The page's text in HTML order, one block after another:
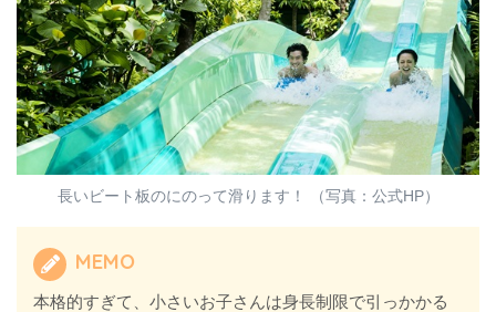
長いビート板のにのって滑ります！ （写真：公式HP）
MEMO
本格的すぎて、小さいお子さんは身長制限で引っかかる